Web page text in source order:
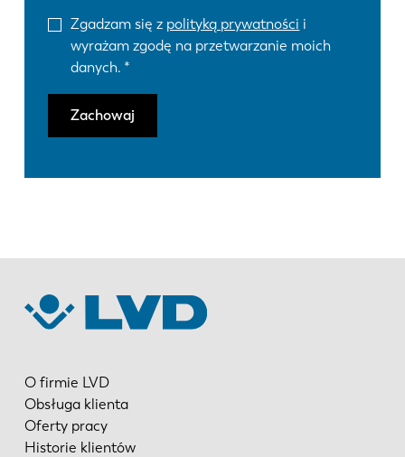
Zgadzam się z polityką prywatności i
wyrażam zgodę na przetwarzanie moich
danych.
Zachowaj
O firmie LVD
Obsługa klienta
Oferty pracy
Historie klientów